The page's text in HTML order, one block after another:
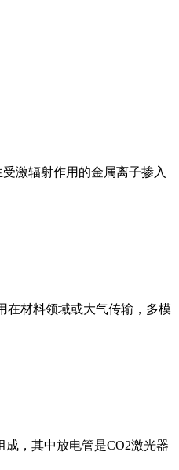
激辐射作用的金属离子掺入
在材料领域或大气传输，多模
，其中放电管是CO2激光器